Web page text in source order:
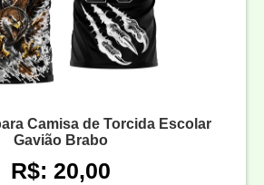
Camisa de Torcida Escolar
Gavião Brabo
R$: 20,00